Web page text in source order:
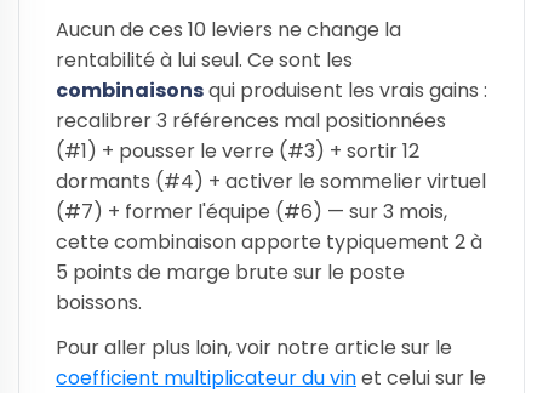
Aucun de ces 10 leviers ne change la
rentabilité à lui seul. Ce sont les
combinaisonsqui produisent les vrais gains :
recalibrer 3 références mal positionnées
(#1) + pousser le verre (#3) + sortir 12
dormants (#4) + activer le sommelier virtuel
(#7) + former l'équipe (#6) — sur 3 mois,
cette combinaison apporte typiquement 2 à
5 points de marge brute sur le poste
boissons.
Pour aller plus loin, voir notre article sur le
coefficient multiplicateur du vinet celui sur le